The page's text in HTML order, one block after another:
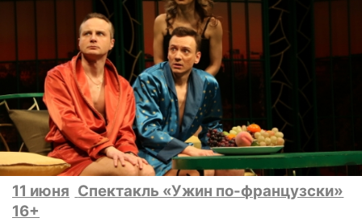
11 июня Спектакль «Ужин по-французски»
16+